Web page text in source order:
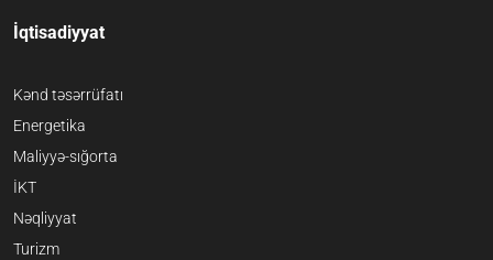
İqtisadiyyat
Kənd təsərrüfatı
Energetika
Maliyyə-sığorta
İKT
Nəqliyyat
Turizm